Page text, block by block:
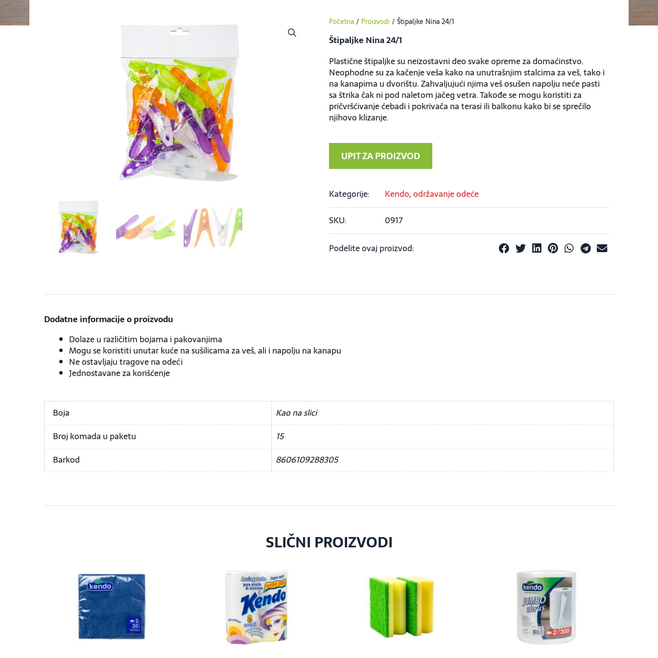
Početna / Proizvodi / Štipaljke Nina 24/1
Štipaljke Nina 24/1
Plastične štipaljke su neizostavni deo svake opreme za domaćinstvo.
Neophodne su za kačenje veša kako na unutrašnjim stalcima za veš, tako i
na kanapima u dvorištu. Zahvaljujući njima veš osušen napolju neće pasti
sa štrika čak ni pod naletom jačeg vetra. Takođe se mogu koristiti za
pričvršćivanje ćebadi i pokrivača na terasi ili balkonu kako bi se sprečilo
njihovo klizanje.
UPIT ZA PROIZVOD
Kategorije: Kendo,održavanje odeće
SKU:
0917
Podelite ovaj proizvod:
Dodatne informacije o proizvodu
Dolaze u različitim bojama i pakovanjima
Mogu se koristiti unutar kuće na sušilicama za veš, ali i napolju na kanapu
Ne ostavljaju tragove na odeći
Jednostavane za korišćenje
Boja
Kao na slici
Broj komada u paketu
15
Barkod
8606109288305
SLIČNI PROIZVODI